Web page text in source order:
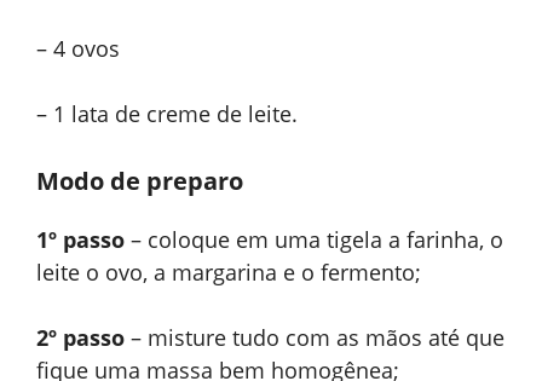
– 4 ovos
– 1 lata de creme de leite.
Modo de preparo
1º passo – coloque em uma tigela a farinha, o
leite o ovo, a margarina e o fermento;
2º passo – misture tudo com as mãos até que
fique uma massa bem homogênea;